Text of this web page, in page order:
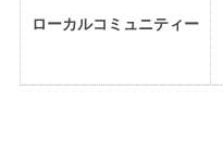
ローカルコミュニティー